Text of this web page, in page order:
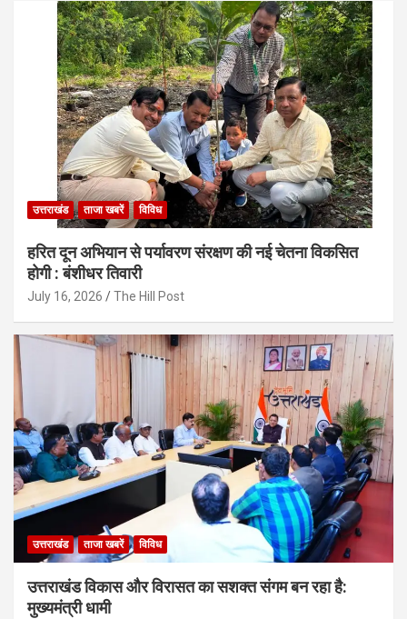
उत्तराखंड ताजा खबरें विविध
हरित दून अभियान से पर्यावरण संरक्षण की नई चेतना विकसित
होगी : बंशीधर तिवारी
July 16, 2026 The Hill Post
उत्तराखंड ताजा खबरें विविध
उत्तराखंड विकास और विरासत का सशक्त संगम बन रहा है:
मुख्यमंत्री धामी